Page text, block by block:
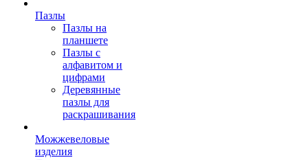
Пазлы
Пазлы на
планшете
Пазлы с
алфавитом и
цифрами
Деревянные
пазлы для
раскрашивания
Можжевеловые
изделия